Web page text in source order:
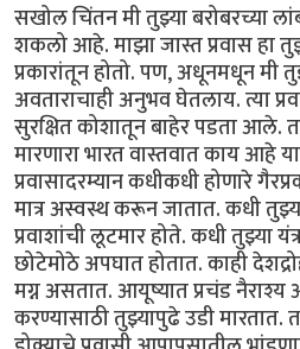
सखोल चिंतन मी तुझ्या बरोबरच्या
शकलो आहे. माझा जास्त प्रवास हा
प्रकारांतून होतो. पण, अधूनमधून मी
अवताराचाही अनुभव घेतलाय. त्या
सुरक्षित कोशातून बाहेर पडता आले.
मारणारा भारत वास्तवात काय आहे
प्रवासादरम्यान कधीकधी होणारे
मात्र अस्वस्थ करून जातात. कधी
प्रवाशांची लूटमार होते. कधी तुझ्या
छोटेमोठे अपघात होतात. काही
मग्न असतात. आयूष्यात प्रचंड
करण्यासाठी तुझ्यापुढे उडी